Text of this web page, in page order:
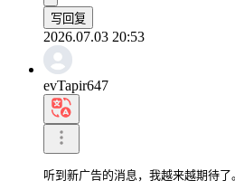
写回复
2026.07.03 20:53
evTapir647
听到新广告的消息，我越来越期待